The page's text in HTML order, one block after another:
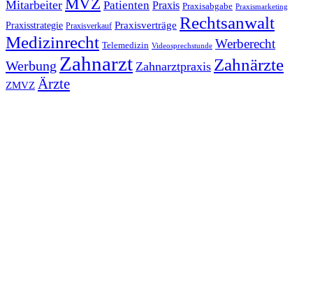
Mitarbeiter Patienten Praxis Praxisabgabe Praxismarketing
Praxisstrategie Praxisverkauf Praxisverträge Rechtsanwalt
Medizinrecht Telemedizin Videosprechstunde Werberecht
Werbung Zahnarzt Zahnarztpraxis Zahnärzte
ZMVZ Ärzte